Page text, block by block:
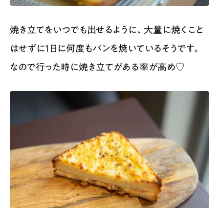
焼き立てをいつでも出せるように、大量に焼くこと
はせずに1日に何度もパンを焼いているそうです。
なので行った時に焼き立てがある率が高め♡